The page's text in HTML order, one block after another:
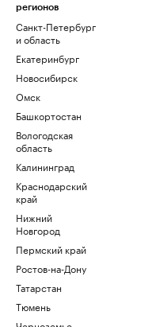
регионов
Санкт-Петербург
и область
Екатеринбург
Новосибирск
Омск
Башкортостан
Вологодская
область
Калининград
Краснодарский
край
Нижний
Новгород
Пермский край
Ростов-на-Дону
Татарстан
Тюмень